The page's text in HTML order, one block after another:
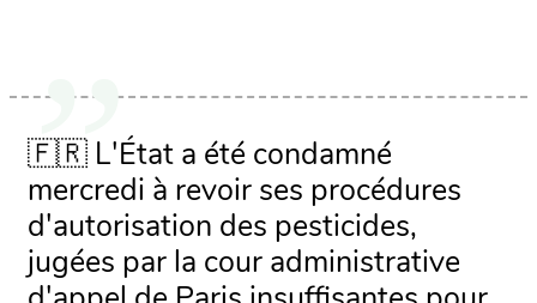
🇫🇷 L'État a été condamné
mercredi à revoir ses procédures
d'autorisation des pesticides,
jugées par la cour administrative